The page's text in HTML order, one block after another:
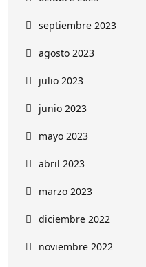
septiembre 2023
agosto 2023
julio 2023
junio 2023
mayo 2023
abril 2023
marzo 2023
diciembre 2022
noviembre 2022